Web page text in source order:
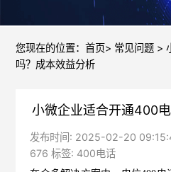
您现在的位置： 首页> 常见问题>
吗？成本效益分析
小微企业适合开通400
发布时间: 2025-02-20
676 标签: 400电话